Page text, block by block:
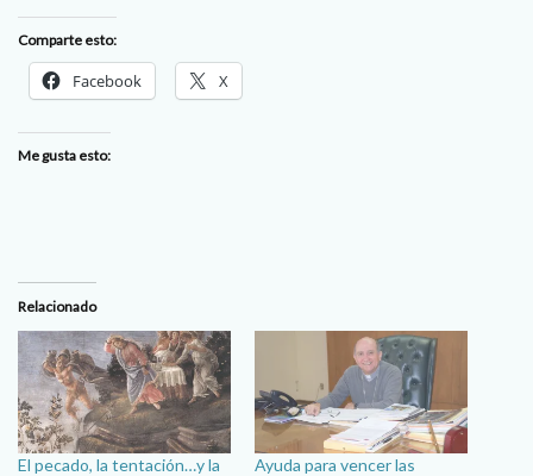
Comparte esto:
Facebook X
Me gusta esto:
Relacionado
El pecado, la tentación…y la
Ayuda para vencer las